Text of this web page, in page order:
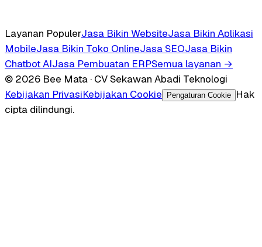
Layanan PopulerJasa Bikin WebsiteJasa Bikin Aplikasi
MobileJasa Bikin Toko OnlineJasa SEOJasa Bikin
Chatbot AIJasa Pembuatan ERPSemua layanan →
© 2026 Bee Mata · CV Sekawan Abadi Teknologi
Kebijakan PrivasiKebijakan Cookie Pengaturan Cookie
Hak
cipta dilindungi.